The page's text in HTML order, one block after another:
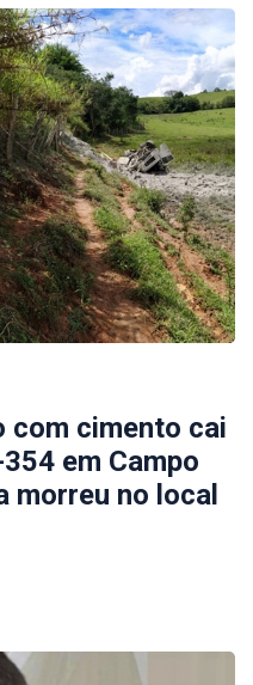
com cimento cai
em Campo
morreu no local